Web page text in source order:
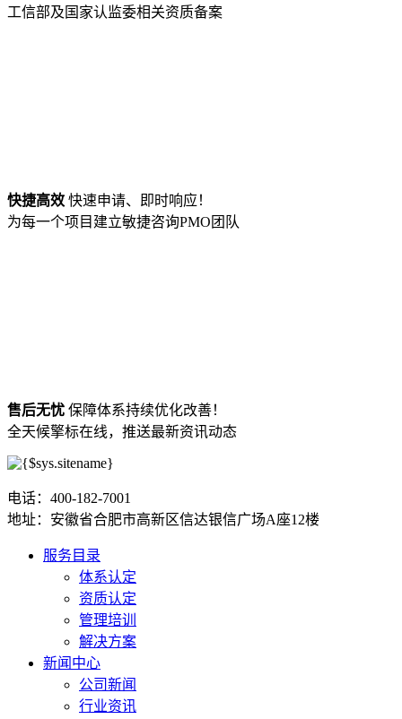
工信部及国家认监委相关资质备案
快捷高效 快速申请、即时响应！
为每一个项目建立敏捷咨询PMO团队
售后无忧 保障体系持续优化改善！
全天候擎标在线，推送最新资讯动态
电话：400-182-7001
地址：安徽省合肥市高新区信达银信广场A座12楼
服务目录
体系认定
资质认定
管理培训
解决方案
新闻中心
公司新闻
行业资讯